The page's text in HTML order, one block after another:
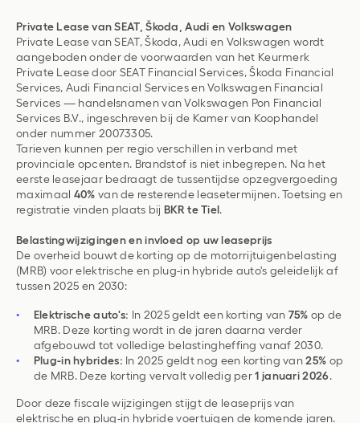
Private Lease van SEAT, Škoda, Audi en Volkswagen
Private Lease van SEAT, Škoda, Audi en Volkswagen wordt
aangeboden onder de voorwaarden van het Keurmerk
Private Lease door SEAT Financial Services, Škoda Financial
Services, Audi Financial Services en Volkswagen Financial
Services — handelsnamen van Volkswagen Pon Financial
Services B.V., ingeschreven bij de Kamer van Koophandel
onder nummer 20073305.
Tarieven kunnen per regio verschillen in verband met
provinciale opcenten. Brandstof is niet inbegrepen. Na het
eerste leasejaar bedraagt de tussentijdse opzegvergoeding
maximaal 40% van de resterende leasetermijnen. Toetsing en
registratie vinden plaats bij BKR te Tiel.
Belastingwijzigingen en invloed op uw leaseprijs
De overheid bouwt de korting op de motorrijtuigenbelasting
(MRB) voor elektrische en plug-in hybride auto's geleidelijk af
tussen 2025 en 2030:
Elektrische auto's: In 2025 geldt een korting van 75% op de
MRB. Deze korting wordt in de jaren daarna verder
afgebouwd tot volledige belastingheffing vanaf 2030.
Plug-in hybrides: In 2025 geldt nog een korting van25% op
de MRB. Deze korting vervalt volledig per1 januari 2026.
Door deze fiscale wijzigingen stijgt de leaseprijs van
elektrische en plug-in hybride voertuigen de komende jaren.